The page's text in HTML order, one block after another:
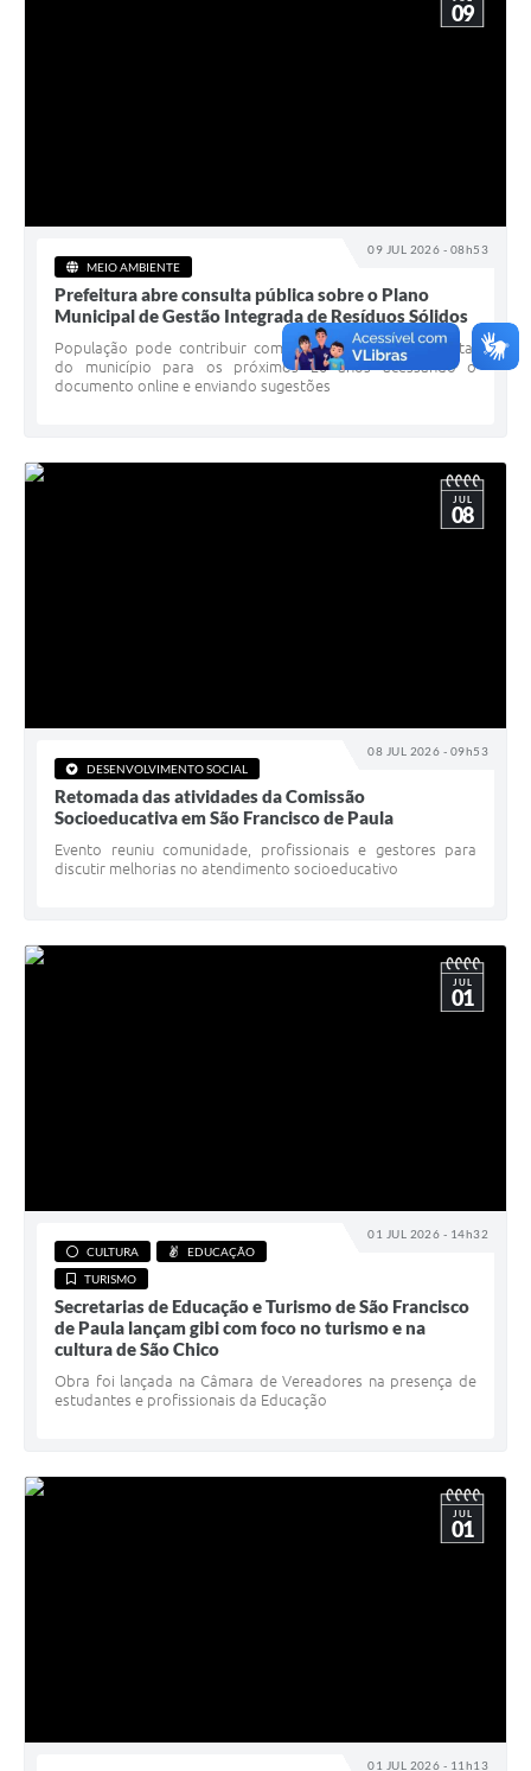
09 JUL 2026 - 08h53
09
MEIO AMBIENTE
Prefeitura abre consulta pública sobre o Plano
Municipal de Gestão Integrada de Resíduos Sólidos
População pode contribuir com o planejamento ambiental
do município para os próximos 20 anos acessando o
documento online e enviando sugestões
08 JUL 2026 - 09h53
JUL
08
DESENVOLVIMENTO SOCIAL
Retomada das atividades da Comissão
Socioeducativa em São Francisco de Paula
Evento reuniu comunidade, profissionais e gestores para
discutir melhorias no atendimento socioeducativo
01 JUL 2026 - 14h32
JUL
01
CULTURA
EDUCAÇÃO
TURISMO
Secretarias de Educação e Turismo de São Francisco
de Paula lançam gibi com foco no turismo e na
cultura de São Chico
Obra foi lançada na Câmara de Vereadores na presença de
estudantes e profissionais da Educação
01 JUL 2026 - 11h13
JUL
01